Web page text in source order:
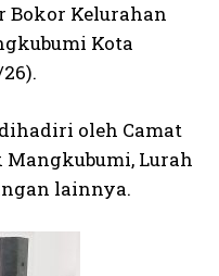
Bokor Kelurahan
Kota
oleh Camat
Lurah
lainnya.